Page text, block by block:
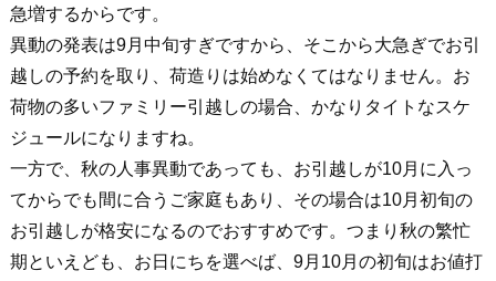
急増するからです。
異動の発表は9月中旬すぎですから、そこから大急ぎでお引
越しの予約を取り、荷造りは始めなくてはなりません。お
荷物の多いファミリー引越しの場合、かなりタイトなスケ
ジュールになりますね。
一方で、秋の人事異動であっても、お引越しが10月に入っ
てからでも間に合うご家庭もあり、その場合は10月初旬の
お引越しが格安になるのでおすすめです。つまり秋の繁忙
期といえども、お日にちを選べば、9月10月の初旬はお値打